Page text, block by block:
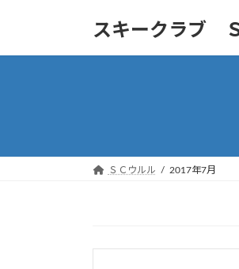
スキークラブ
ＳＣウルル 2017年7月